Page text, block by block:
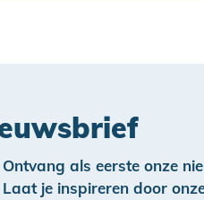
Ontvang als eerste onze
Laat je inspireren door